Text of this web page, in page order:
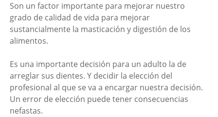
Son un factor importante para mejorar nuestro
grado de calidad de vida para mejorar
sustancialmente la masticación y digestión de los
alimentos.
Es una importante decisión para un adulto la de
arreglar sus dientes. Y decidir la elección del
profesional al que se va a encargar nuestra decisión.
Un error de elección puede tener consecuencias
nefastas.